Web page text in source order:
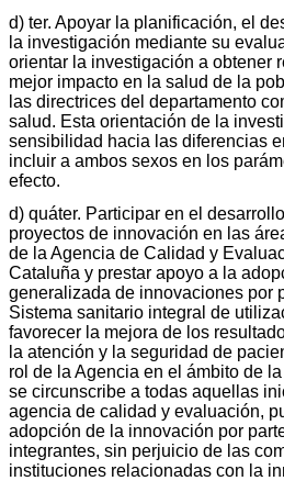
d) ter. Apoyar la planificación, el
la investigación mediante su
orientar la investigación a obtener
mejor impacto en la salud de la
las directrices del departamento
salud. Esta orientación de la
sensibilidad hacia las diferencias
incluir a ambos sexos en los
efecto.
d) quáter. Participar en el
proyectos de innovación en las
de la Agencia de Calidad y
Cataluña y prestar apoyo a la
generalizada de innovaciones por
Sistema sanitario integral de
favorecer la mejora de los
la atención y la seguridad de
rol de la Agencia en el ámbito de
se circunscribe a todas aquellas
agencia de calidad y evaluación,
adopción de la innovación por
integrantes, sin perjuicio de las
instituciones relacionadas con la